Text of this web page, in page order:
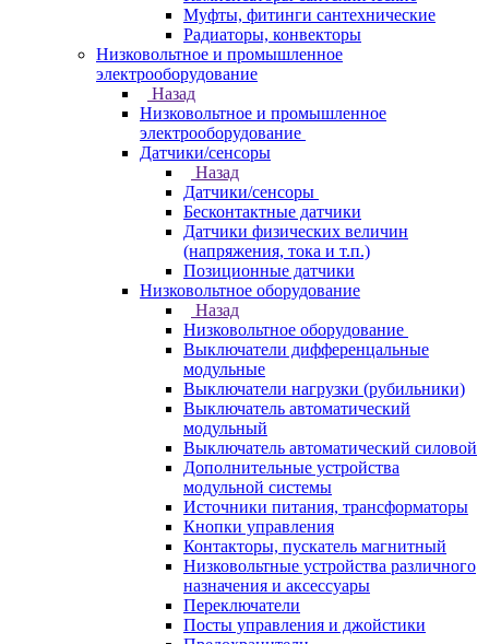
Муфты, фитинги сантехнические
Радиаторы, конвекторы
Низковольтное и промышленное
электрооборудование
Назад
Низковольтное и промышленное
электрооборудование
Датчики/сенсоры
Назад
Датчики/сенсоры
Бесконтактные датчики
Датчики физических величин
(напряжения, тока и т.п.)
Позиционные датчики
Низковольтное оборудование
Назад
Низковольтное оборудование
Выключатели дифференцальные
модульные
Выключатели нагрузки (рубильники)
Выключатель автоматический
модульный
Выключатель автоматический силовой
Дополнительные устройства
модульной системы
Источники питания, трансформаторы
Кнопки управления
Контакторы, пускатель магнитный
Низковольтные устройства различного
назначения и аксессуары
Переключатели
Посты управления и джойстики